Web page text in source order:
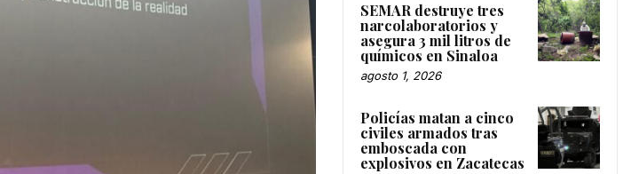
SEMAR destruye tres
narcolaboratorios y
asegura 3 mil litros de
químicos en Sinaloa
agosto 1, 2026
Policías matan a cinco
civiles armados tras
emboscada con
explosivos en Zacatecas